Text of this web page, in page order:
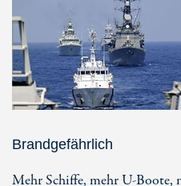
Brandgefährlich
Mehr Schiffe, mehr U-